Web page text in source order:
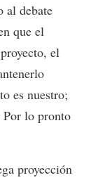
al debate
que el
el
es nuestro;
Por lo pronto
proyección